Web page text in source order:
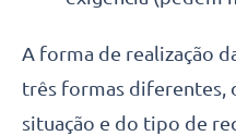
A forma de realização
três formas diferentes,
situação e do tipo de